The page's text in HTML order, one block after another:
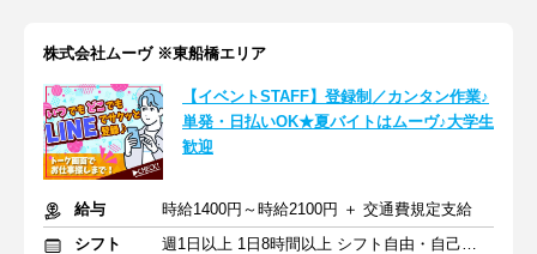
株式会社ムーヴ ※東船橋エリア
【イベントSTAFF】登録制／カンタン作業♪
単発・日払いOK★夏バイトはムーヴ♪大学生
歓迎
給与
時給1400円～時給2100円 ＋ 交通費規定支給
シフト
週1日以上 1日8時間以上 シフト自由・自己申告